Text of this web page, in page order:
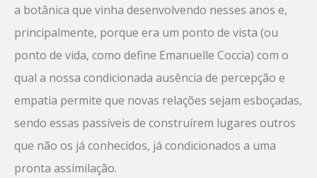
a botânica que vinha desenvolvendo nesses anos e,
principalmente, porque era um ponto de vista (ou
ponto de vida, como define Emanuelle Coccia) com o
qual a nossa condicionada ausência de percepção e
empatia permite que novas relações sejam esboçadas,
sendo essas passíveis de construírem lugares outros
que não os já conhecidos, já condicionados a uma
pronta assimilação.